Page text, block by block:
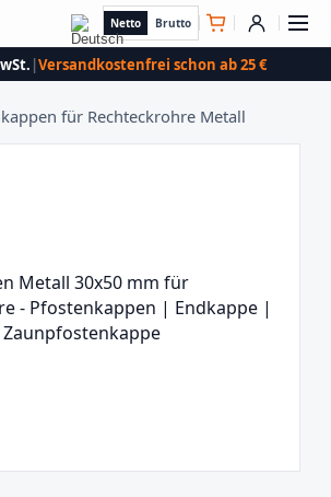
Netto Brutto
|Versandkostenfrei schon ab 25 €
für Rechteckrohre Metall